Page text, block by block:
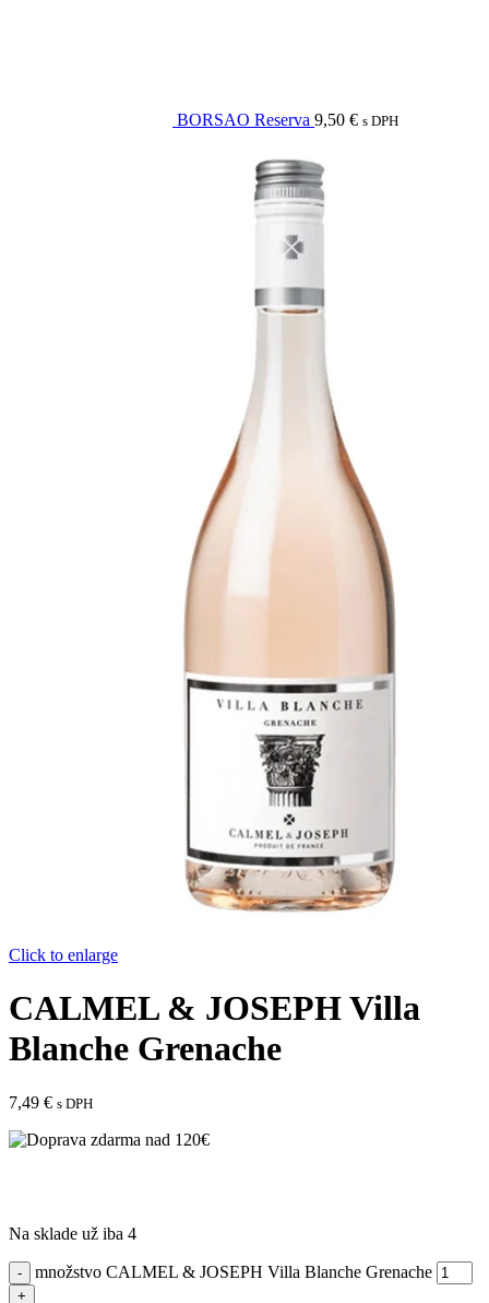
BORSAO Reserva 9,50 € s DPH
Click to enlarge
CALMEL & JOSEPH Villa
Blanche Grenache
7,49 € s DPH
Na sklade už iba 4
množstvo CALMEL & JOSEPH Villa Blanche Grenache